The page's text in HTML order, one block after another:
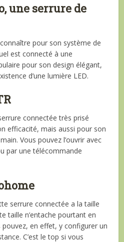
une serrure de
pour son système de
est connecté à une
pour son design élégant,
d’une lumière LED.
connectée très prisé
efficacité, mais aussi pour son
Vous pouvez l’ouvrir avec
par une télécommande
serrure connectée a la taille
taille n’entache pourtant en
en effet, y configurer un
C’est le top si vous